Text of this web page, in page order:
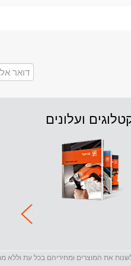
ועלונים
את המוצרים ומחיריהם בכל עת וללא